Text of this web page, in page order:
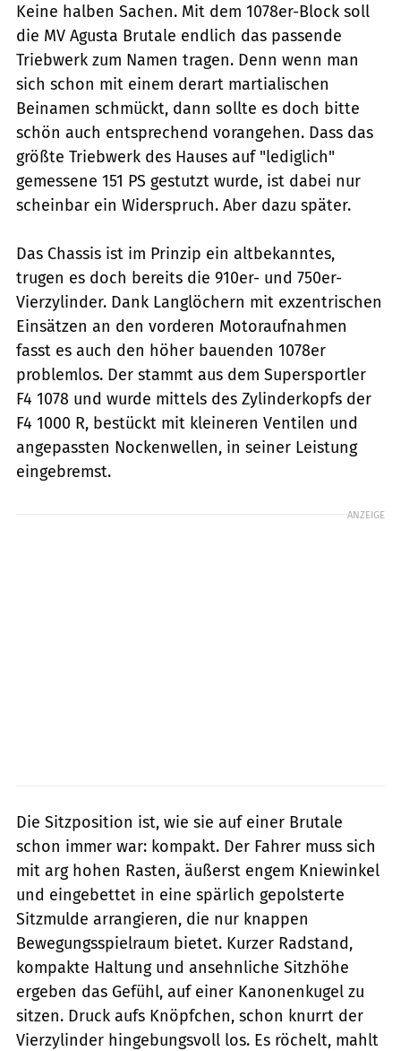
Keine halben Sachen. Mit dem 1078er-Block soll
die MV Agusta Brutale endlich das passende
Triebwerk zum Namen tragen. Denn wenn man
sich schon mit einem derart martialischen
Beinamen schmückt, dann sollte es doch bitte
schön auch entsprechend vorangehen. Dass das
größte Triebwerk des Hauses auf "lediglich"
gemessene 151 PS gestutzt wurde, ist dabei nur
scheinbar ein Widerspruch. Aber dazu später.
Das Chassis ist im Prinzip ein altbekanntes,
trugen es doch bereits die 910er- und 750er-
Vierzylinder. Dank Langlöchern mit exzentrischen
Einsätzen an den vorderen Motoraufnahmen
fasst es auch den höher bauenden 1078er
problemlos. Der stammt aus dem Supersportler
F4 1078 und wurde mittels des Zylinderkopfs der
F4 1000 R, bestückt mit kleineren Ventilen und
angepassten Nockenwellen, in seiner Leistung
eingebremst.
ANZEIGE
Die Sitzposition ist, wie sie auf einer Brutale
schon immer war: kompakt. Der Fahrer muss sich
mit arg hohen Rasten, äußerst engem Kniewinkel
und eingebettet in eine spärlich gepolsterte
Sitzmulde arrangieren, die nur knappen
Bewegungsspielraum bietet. Kurzer Radstand,
kompakte Haltung und ansehnliche Sitzhöhe
ergeben das Gefühl, auf einer Kanonenkugel zu
sitzen. Druck aufs Knöpfchen, schon knurrt der
Vierzylinder hingebungsvoll los. Es röchelt, mahlt